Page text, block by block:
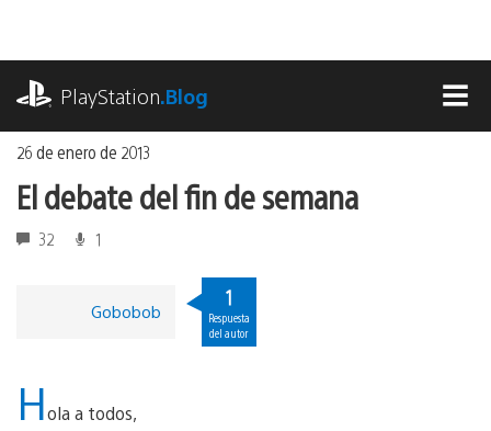
contenido
PlayStation.Blog
26 de enero de 2013
El debate del fin de semana
32 1
Gobobob
1
Respuesta
del autor
Hola a todos,